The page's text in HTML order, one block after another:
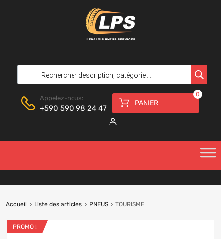
Appelez-nous:
+590 590 98 24 47
PANIER
0
Accueil Liste des articles PNEUS TOURISME
PROMO !